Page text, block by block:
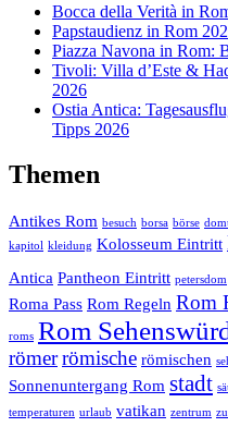
Bocca della Verità in
Papstaudienz in Rom
Piazza Navona in Rom:
Tivoli: Villa d’Este &
2026
Ostia Antica:
Tipps 2026
Themen
Antikes Rom besuch borsa börse
kapitol kleidung Kolosseum Eintritt
Antica Pantheon Eintritt petersdom
Roma Pass Rom Regeln Rom
roms Rom
römerrömische römischen
Sonnenuntergang Rom stadt
temperaturen urlaub vatikan zentrum